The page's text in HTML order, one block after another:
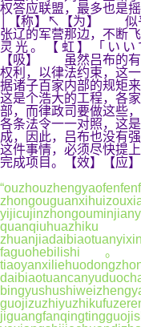
权答应联盟，最多也是
│【称】↖【为】 似
张辽的军营那边，不断
灵光。【虹】「いい
【吸】 虽然吕布的有
权利，以律法约束，这
据诸子百家内部的规矩
这是个浩大的工程，各
部，而律政司要做这些
各条法令一一对照，这
成，因此，吕布也没有
这件事情，必须尽快提
完成项目。【效】【应】
faguohebilishi。